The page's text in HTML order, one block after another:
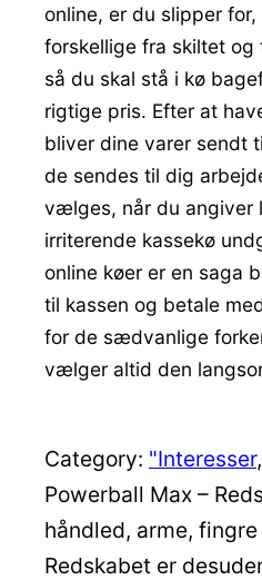
online, er du slipper
forskellige fra skiltet og
så du skal stå i kø
rigtige pris. Efter at
bliver dine varer sendt
de sendes til dig
vælges, når du angiver
irriterende kassekø
online køer er en saga
til kassen og betale
for de sædvanlige
vælger altid den
Category: "Interesser,
Powerball Max –
håndled, arme,
Redskabet er